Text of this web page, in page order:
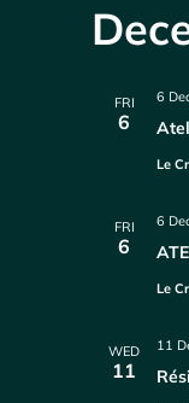
FRI
6
6
Le
FRI
6
6
Le
WED
11
11